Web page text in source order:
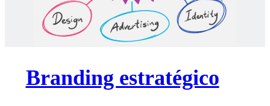
Branding estratégico